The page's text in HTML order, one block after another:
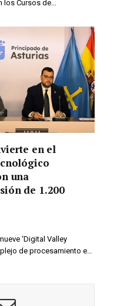
los Cursos de…
en el
una
de 1.200
‘Digital Valley
de procesamiento e…